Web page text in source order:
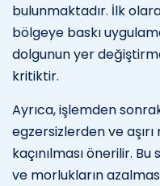
bulunmaktadır. İlk
bölgeye baskı
dolgunun yer
kritiktir.
Ayrıca, işlemden
egzersizlerden ve
kaçınılması önerilir.
ve morlukların